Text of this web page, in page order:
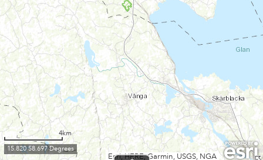
Esri, HERE, Garmin, USGS, NGA
4km
15.820 58.697 Degrees